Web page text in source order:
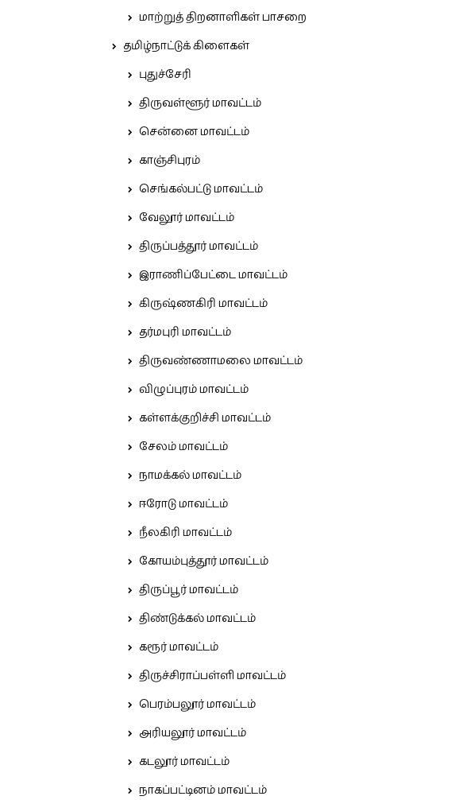
மாற்றுத் திறனாளிகள் பாசறை
தமிழ்நாட்டுக் கிளைகள்
புதுச்சேரி
திருவள்ளூர் மாவட்டம்
சென்னை மாவட்டம்
காஞ்சிபுரம்
செங்கல்பட்டு மாவட்டம்
வேலூர் மாவட்டம்
திருப்பத்தூர் மாவட்டம்
இராணிப்பேட்டை மாவட்டம்
கிருஷ்ணகிரி மாவட்டம்
தர்மபுரி மாவட்டம்
திருவண்ணாமலை மாவட்டம்
விழுப்புரம் மாவட்டம்
கள்ளக்குறிச்சி மாவட்டம்
சேலம் மாவட்டம்
நாமக்கல் மாவட்டம்
ஈரோடு மாவட்டம்
நீலகிரி மாவட்டம்
கோயம்புத்தூர் மாவட்டம்
திருப்பூர் மாவட்டம்
திண்டுக்கல் மாவட்டம்
கரூர் மாவட்டம்
திருச்சிராப்பள்ளி மாவட்டம்
பெரம்பலூர் மாவட்டம்
அரியலூர் மாவட்டம்
கடலூர் மாவட்டம்
நாகப்பட்டினம் மாவட்டம்